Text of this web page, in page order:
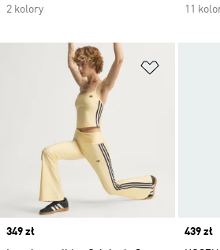
2 kolory
11
Dodaj do
Price
349 zł
Price
439 zł